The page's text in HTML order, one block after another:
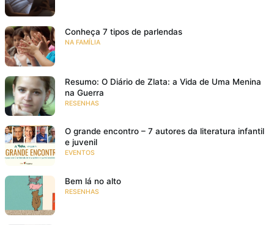
Conheça 7 tipos de parlendas
NA FAMÍLIA
Resumo: O Diário de Zlata: a Vida de Uma Menina
na Guerra
RESENHAS
O grande encontro – 7 autores da literatura infantil
e juvenil
EVENTOS
Bem lá no alto
RESENHAS